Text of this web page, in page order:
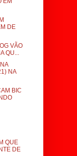
DE
VÃO
QU...
NA
BIC
QUE
DE